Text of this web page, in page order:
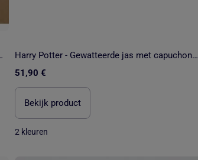
Hedwig – 100% Polyester
Harry Potter - Gewatteerde jas met capuchon kind met patroon
51,90 €
Bekijk product
2 kleuren